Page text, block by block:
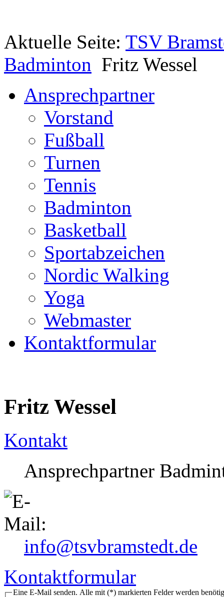
Aktuelle Seite: TSV
Badminton Fritz Wessel
Ansprechpartner
Vorstand
Fußball
Turnen
Tennis
Badminton
Basketball
Sportabzeichen
Nordic Walking
Yoga
Webmaster
Kontaktformular
Fritz Wessel
Kontakt
Ansprechpartner
info@tsvbramstedt.de
Kontaktformular
Eine E-Mail senden. Alle mit (*) markierten Felder werden